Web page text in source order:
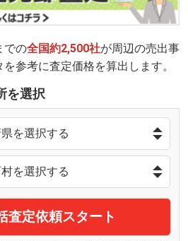
での全国約2,500社が周辺の売出事
参考に査定価格を算出します。
を選択
査定依頼スタート